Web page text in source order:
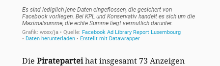
Die Pirateparteihat insgesamt 73 Anzeigen